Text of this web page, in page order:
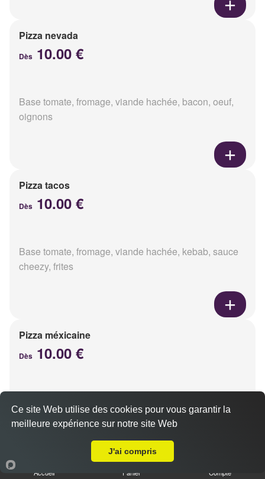
Pizza nevada
Dès 10.00 €
Base tomate, fromage, viande hachée, bacon, oeuf,
oignons
Pizza tacos
Dès 10.00 €
Base tomate, fromage, viande hachée, kebab, sauce
cheezy, frites
Pizza méxicaine
Dès 10.00 €
chorizo, poivrons
Accueil Panier Compte
Ce site Web utilise des cookies pour vous garantir la
meilleure expérience sur notre site Web
J'ai compris